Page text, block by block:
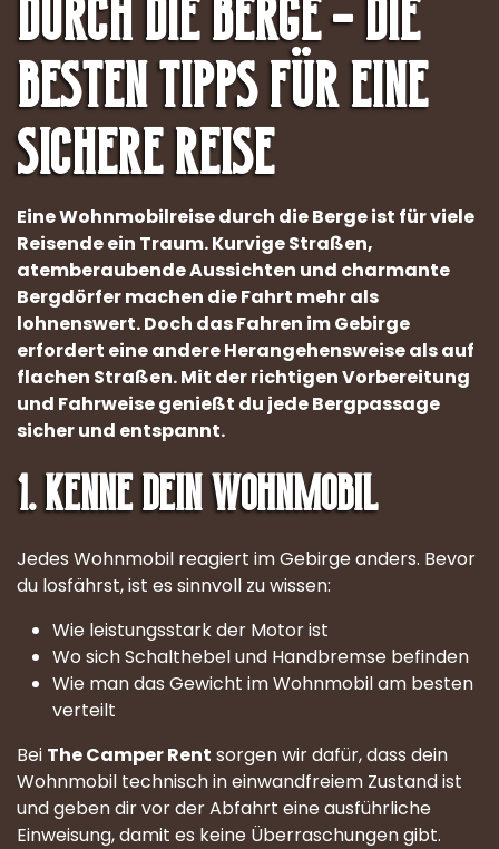
besten Tipps für eine
sichere Reise
Eine Wohnmobilreise durch die Berge ist für viele
Reisende ein Traum. Kurvige Straßen,
atemberaubende Aussichten und charmante
Bergdörfer machen die Fahrt mehr als
lohnenswert. Doch das Fahren im Gebirge
erfordert eine andere Herangehensweise als auf
flachen Straßen. Mit der richtigen Vorbereitung
und Fahrweise genießt du jede Bergpassage
sicher und entspannt.
1. Kenne dein Wohnmobil
Jedes Wohnmobil reagiert im Gebirge anders. Bevor
du losfährst, ist es sinnvoll zu wissen:
Wie leistungsstark der Motor ist
Wo sich Schalthebel und Handbremse befinden
Wie man das Gewicht im Wohnmobil am besten
verteilt
Bei The Camper Rent sorgen wir dafür, dass dein
Wohnmobil technisch in einwandfreiem Zustand ist
und geben dir vor der Abfahrt eine ausführliche
Einweisung, damit es keine Überraschungen gibt.